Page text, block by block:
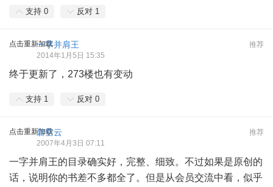
支持 0 反对 1
点击重新加载 推荐
一字并肩王
2014年1月5日 15:35
终于更新了，273楼也有变动
支持 1 反对 0
点击重新加载 推荐
碧空云
2007年4月3日 07:11
一字并肩王的目录确实好，完整、细致。不过如果是原创的
话，说明你的书差不多都全了。但是从会员交流中看，似乎